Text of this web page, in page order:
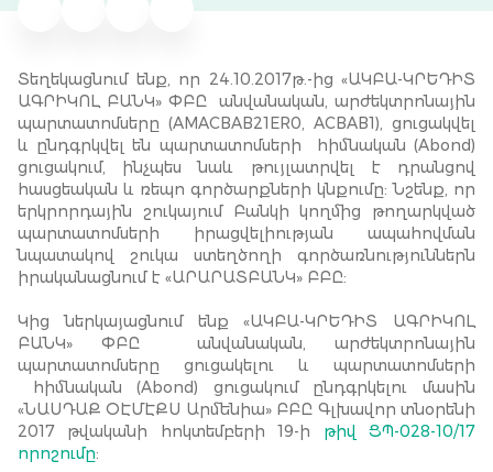
Տեղեկացնում ենք, որ 24.10.2017թ.-ից «ԱԿԲԱ-ԿՐԵԴԻՏ
ԱԳՐԻԿՈԼ ԲԱՆԿ» ՓԲԸ անվանական, արժեկտրոնային
պարտատոմսերը (AMACBAB21ER0, ACBAB1), ցուցակվել
և ընդգրկվել են պարտատոմսերի հիմնական (Abond)
ցուցակում, ինչպես նաև թույլատրվել է դրանցով
հասցեական և ռեպո գործարքների կնքումը: Նշենք, որ
երկրորդային շուկայում Բանկի կողմից թողարկված
պարտատոմսերի իրացվելիության ապահովման
նպատակով շուկա ստեղծողի գործառնություններն
իրականացնում է «ԱՐԱՐԱՏԲԱՆԿ» ԲԲԸ:
Կից ներկայացնում ենք «ԱԿԲԱ-ԿՐԵԴԻՏ ԱԳՐԻԿՈԼ
ԲԱՆԿ» ՓԲԸ անվանական, արժեկտրոնային
պարտատոմսերը ցուցակելու և պարտատոմսերի
հիմնական (Abond) ցուցակում ընդգրկելու մասին
«ՆԱՍԴԱՔ ՕԷՄԷՔՍ Արմենիա» ԲԲԸ Գլխավոր տնօրենի
2017 թվականի հոկտեմբերի 19-ի թիվ ՑՊ-028-10/17
որոշումը: